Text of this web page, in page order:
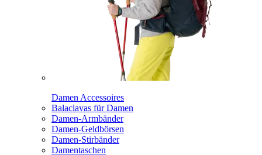
Damen Accessoires
Balaclavas für Damen
Damen-Armbänder
Damen-Geldbörsen
Damen-Stirbänder
Damentaschen